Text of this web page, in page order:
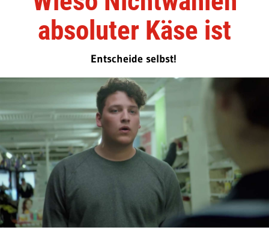
absoluter Käse ist
Entscheide selbst!